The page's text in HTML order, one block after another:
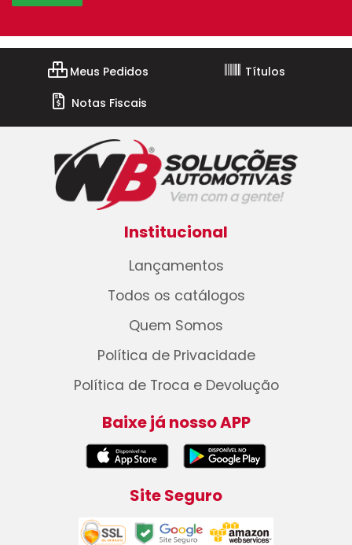
Meus Pedidos
Títulos
Notas Fiscais
Institucional
Lançamentos
Todos os catálogos
Quem Somos
Política de Privacidade
Política de Troca e Devolução
Baixe já nosso APP
Site Seguro